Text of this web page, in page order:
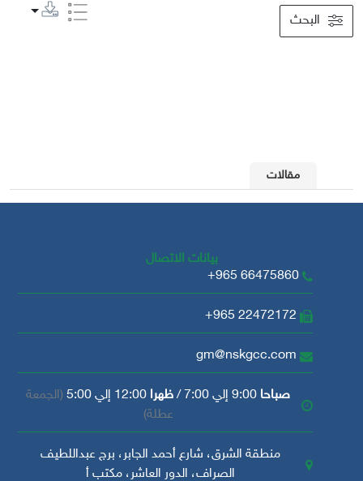
البحث
مقالات
بيانات الاتصال
+965 66475860
+965 22472172
gm@nskgcc.com
صباحا ظهرا
(الجمعة
عطلة)
منطقة الشرق، شارع أحمد الجابر، برج عبداللطيف
الصراف، الدور العاشر، مكتب أ